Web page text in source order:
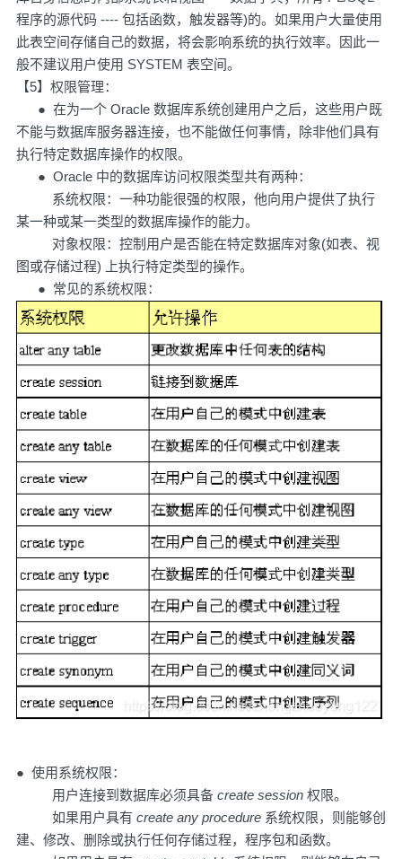
程序的源代码 ---- 包括函数，触发器等)的。如果用户大量使用
此表空间存储自己的数据，将会影响系统的执行效率。因此一
般不建议用户使用 SYSTEM 表空间。
【5】权限管理：
● 在为一个 Oracle 数据库系统创建用户之后，这些用户既
不能与数据库服务器连接，也不能做任何事情，除非他们具有
执行特定数据库操作的权限。
● Oracle 中的数据库访问权限类型共有两种：
系统权限：一种功能很强的权限，他向用户提供了执行
某一种或某一类型的数据库操作的能力。
对象权限：控制用户是否能在特定数据库对象(如表、视
图或存储过程) 上执行特定类型的操作。
● 常见的系统权限：
● 使用系统权限：
用户连接到数据库必须具备 create session 权限。
如果用户具有 create any procedure 系统权限，则能够创
建、修改、删除或执行任何存储过程，程序包和函数。